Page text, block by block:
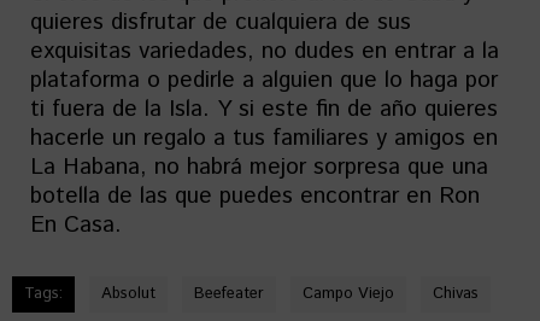
quieres disfrutar de cualquiera de sus
exquisitas variedades, no dudes en entrar a la
plataforma o pedirle a alguien que lo haga por
ti fuera de la Isla. Y si este fin de año quieres
hacerle un regalo a tus familiares y amigos en
La Habana, no habrá mejor sorpresa que una
botella de las que puedes encontrar en Ron
En Casa.
Tags: Absolut Beefeater Campo Viejo Chivas